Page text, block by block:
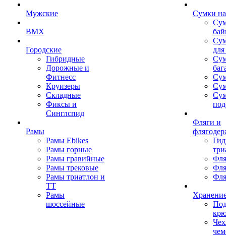
Мужские
BMX
Городские
Гибридные
Дорожные и
Фитнесс
Круизеры
Складные
Фиксы и
Синглспид
Рамы
Рамы Ebikes
Рамы горные
Рамы гравийные
Рамы трековые
Рамы триатлон и
ТТ
Рамы
шоссейные
Сумки
Фляги и